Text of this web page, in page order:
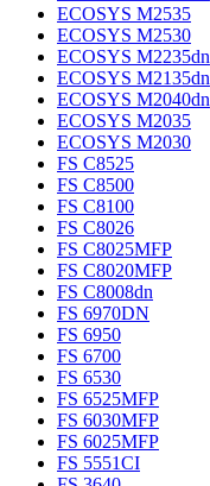
ECOSYS M2535
ECOSYS M2530
ECOSYS M2235dn
ECOSYS M2135dn
ECOSYS M2040dn
ECOSYS M2035
ECOSYS M2030
FS C8525
FS C8500
FS C8100
FS C8026
FS C8025MFP
FS C8020MFP
FS C8008dn
FS 6970DN
FS 6950
FS 6700
FS 6530
FS 6525MFP
FS 6030MFP
FS 6025MFP
FS 5551CI